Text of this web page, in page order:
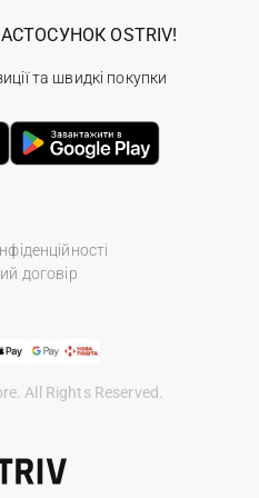
договір
All Rights Reserved.
OSTRIV!
та швидкі покупки